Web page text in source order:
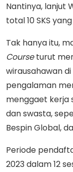
Nantinya, lanjut
total 10 SKS
Tak hanya itu,
Courseturut
wirausahawan
pengalaman
menggaet kerja
dan swasta,
Bespin Global,
Periode
2023 dalam 12